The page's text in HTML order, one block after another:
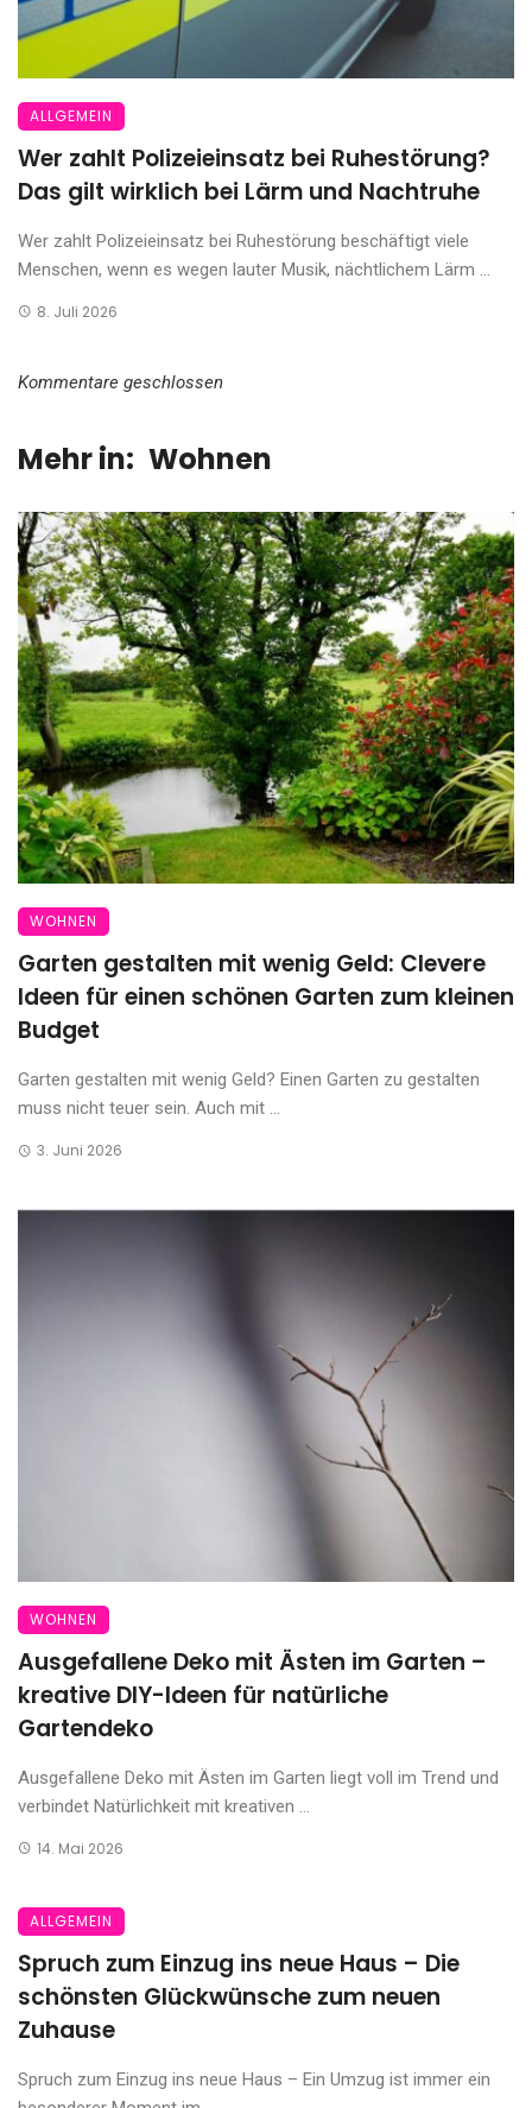
ALLGEMEIN
Wer zahlt Polizeieinsatz bei Ruhestörung?
Das gilt wirklich bei Lärm und Nachtruhe
Wer zahlt Polizeieinsatz bei Ruhestörung beschäftigt viele
Menschen, wenn es wegen lauter Musik, nächtlichem Lärm ...
8. Juli 2026
Kommentare geschlossen
Mehr in: Wohnen
WOHNEN
Garten gestalten mit wenig Geld: Clevere
Ideen für einen schönen Garten zum kleinen
Budget
Garten gestalten mit wenig Geld? Einen Garten zu gestalten
muss nicht teuer sein. Auch mit ...
3. Juni 2026
WOHNEN
Ausgefallene Deko mit Ästen im Garten –
kreative DIY-Ideen für natürliche
Gartendeko
Ausgefallene Deko mit Ästen im Garten liegt voll im Trend und
verbindet Natürlichkeit mit kreativen ...
14. Mai 2026
ALLGEMEIN
Spruch zum Einzug ins neue Haus – Die
schönsten Glückwünsche zum neuen
Zuhause
Spruch zum Einzug ins neue Haus – Ein Umzug ist immer ein